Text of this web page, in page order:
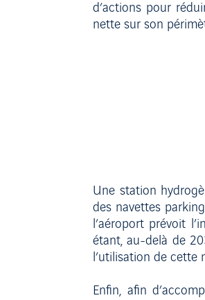
d’actions pour
nette sur son
Une station
des navettes
l’aéroport prévoit
étant, au-delà de
l’utilisation de cette
Enfin, afin